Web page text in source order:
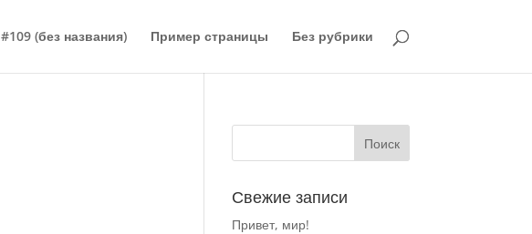
#109 (без названия) Пример страницы Без рубрики
Свежие записи
Привет, мир!